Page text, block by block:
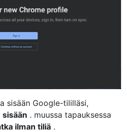
sisään Google-tililläsi,
. muussa tapauksessa
ilman tiliä .